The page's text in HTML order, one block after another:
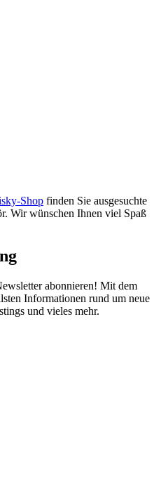
Shop finden Sie ausgesuchte
Wir wünschen Ihnen viel Spaß
abonnieren! Mit dem
Informationen rund um neue
und vieles mehr.